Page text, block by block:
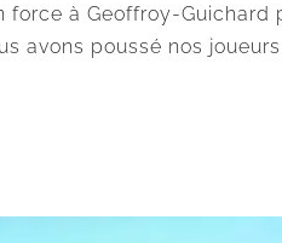
force à Geoffroy-
avons poussé nos